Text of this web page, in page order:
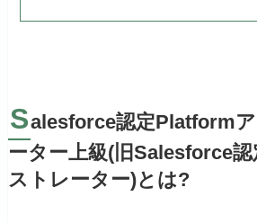
Salesforce認定Platform
ーター上級(旧Salesforce
ストレーター)とは?